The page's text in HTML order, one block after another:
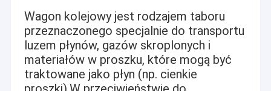
Wagon kolejowy jest rodzajem taboru
przeznaczonego specjalnie do transportu
luzem płynów, gazów skroplonych i
materiałów w proszku, które mogą być
traktowane jako płyn (np. cienkie